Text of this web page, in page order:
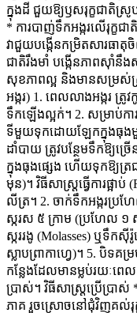
ក្នុងដី ជួយឱ្យឫសរុក្ខជាតិស្
* ការបាញ់ទឹកអង្ករលើរុក្ខជ
វាជួយបង្កើនកម្រិតសារធាតុ
ជាតិរឹងមាំ បង្កើនភាពស៊ាំនឹ
សុខភាពល្អ និងមានសម្រស់
អង្ករ) 1. ពេលលាងអង្ករ ត្
ទឹកឡើងល្អក់។ 2. សម្រាប់ក
ទីមួយទុកដោយឡែកក្នុងធុង
ដាំបាយ ត្រូវបន្ថែមទឹកឱ្យ
ក្នុងធុងផ្សេង ហើយទុកឱ្យត្
មុន)។ វិធីសាស្ត្រធ្វើការផ្អាប់
លីត្រ។ 2. ចាក់ទឹកអង្ករប្រ
ស្ករស ៥ ក្រាម (ប្រហែល ១ ស្
ស្កររងូ (Molasses) ឬទឹកស៊ីរ៉ូ
ស្លាបព្រាកាហ្វេ)។ 5. បិទគម្
កន្លែងដែលមានម្លប់រយៈពេ
ប្រាស់។ វិធីសាស្ត្រប្រើប្រាស់
ភាគ រួចស្រោចនៅជុំវិញគល់រុ